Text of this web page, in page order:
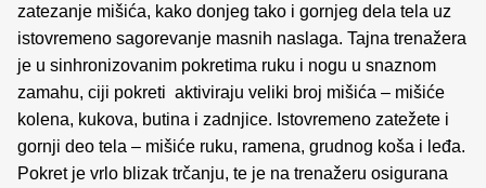
zatezanje mišića, kako donjeg tako i gornjeg dela tela uz
istovremeno sagorevanje masnih naslaga. Tajna trenažera
je u sinhronizovanim pokretima ruku i nogu u snaznom
zamahu, ciji pokreti aktiviraju veliki broj mišića – mišiće
kolena, kukova, butina i zadnjice. Istovremeno zatežete i
gornji deo tela – mišiće ruku, ramena, grudnog koša i leđa.
Pokret je vrlo blizak trčanju, te je na trenažeru osigurana